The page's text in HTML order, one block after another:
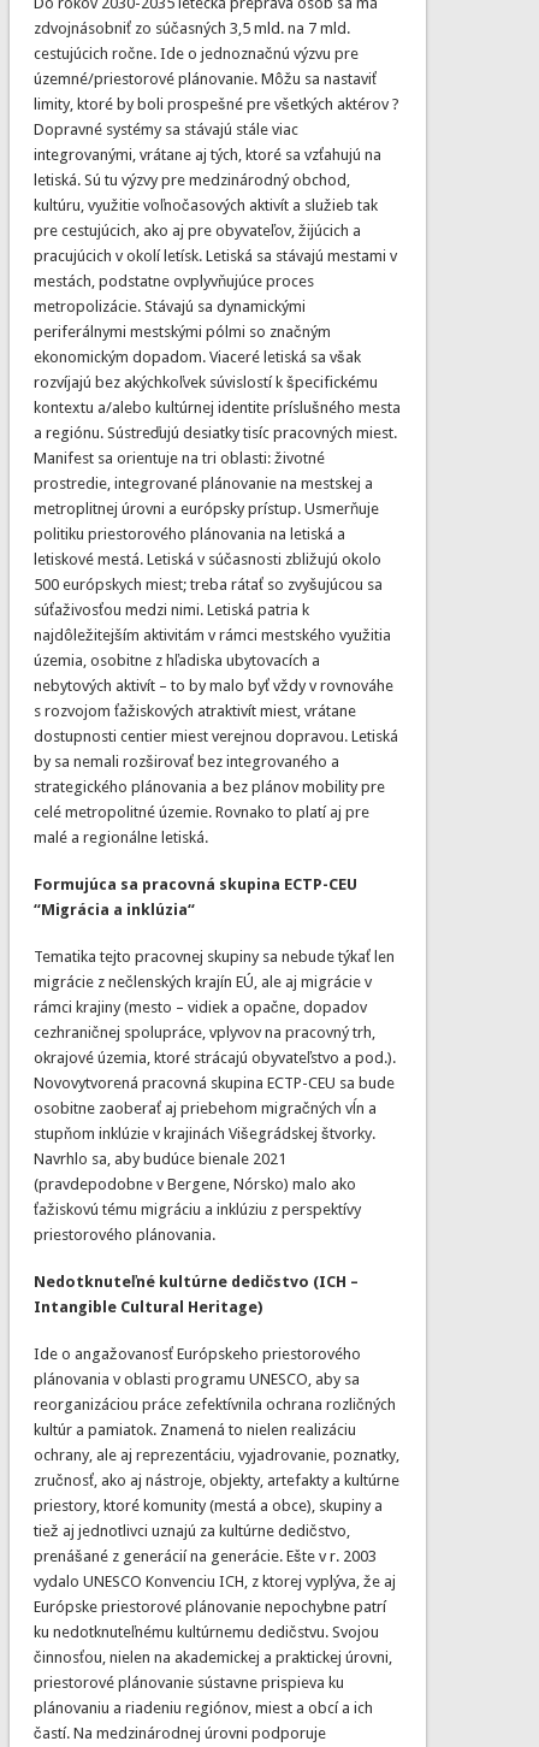
zdvojnásobniť zo súčasných 3,5 mld. na 7 mld.
cestujúcich ročne. Ide o jednoznačnú výzvu pre
územné/priestorové plánovanie. Môžu sa nastaviť
limity, ktoré by boli prospešné pre všetkých aktérov ?
Dopravné systémy sa stávajú stále viac
integrovanými, vrátane aj tých, ktoré sa vzťahujú na
letiská. Sú tu výzvy pre medzinárodný obchod,
kultúru, využitie voľnočasových aktivít a služieb tak
pre cestujúcich, ako aj pre obyvateľov, žijúcich a
pracujúcich v okolí letísk. Letiská sa stávajú mestami v
mestách, podstatne ovplyvňujúce proces
metropolizácie. Stávajú sa dynamickými
periferálnymi mestskými pólmi so značným
ekonomickým dopadom. Viaceré letiská sa však
rozvíjajú bez akýchkoľvek súvislostí k špecifickému
kontextu a/alebo kultúrnej identite príslušného mesta
a regiónu. Sústreďujú desiatky tisíc pracovných miest.
Manifest sa orientuje na tri oblasti: životné
prostredie, integrované plánovanie na mestskej a
metroplitnej úrovni a európsky prístup. Usmerňuje
politiku priestorového plánovania na letiská a
letiskové mestá. Letiská v súčasnosti zbližujú okolo
500 európskych miest; treba rátať so zvyšujúcou sa
súťaživosťou medzi nimi. Letiská patria k
najdôležitejším aktivitám v rámci mestského využitia
územia, osobitne z hľadiska ubytovacích a
nebytových aktivít – to by malo byť vždy v rovnováhe
s rozvojom ťažiskových atraktivít miest, vrátane
dostupnosti centier miest verejnou dopravou. Letiská
by sa nemali rozširovať bez integrovaného a
strategického plánovania a bez plánov mobility pre
celé metropolitné územie. Rovnako to platí aj pre
malé a regionálne letiská.
Formujúca sa pracovná skupina ECTP-CEU
“Migrácia a inklúzia“
Tematika tejto pracovnej skupiny sa nebude týkať len
migrácie z nečlenských krajín EÚ, ale aj migrácie v
rámci krajiny (mesto – vidiek a opačne, dopadov
cezhraničnej spolupráce, vplyvov na pracovný trh,
okrajové územia, ktoré strácajú obyvateľstvo a pod.).
Novovytvorená pracovná skupina ECTP-CEU sa bude
osobitne zaoberať aj priebehom migračných vĺn a
stupňom inklúzie v krajinách Višegrádskej štvorky.
Navrhlo sa, aby budúce bienale 2021
(pravdepodobne v Bergene, Nórsko) malo ako
ťažiskovú tému migráciu a inklúziu z perspektívy
priestorového plánovania.
Nedotknuteľné kultúrne dedičstvo (ICH –
Intangible Cultural Heritage)
Ide o angažovanosť Európskeho priestorového
plánovania v oblasti programu UNESCO, aby sa
reorganizáciou práce zefektívnila ochrana rozličných
kultúr a pamiatok. Znamená to nielen realizáciu
ochrany, ale aj reprezentáciu, vyjadrovanie, poznatky,
zručnosť, ako aj nástroje, objekty, artefakty a kultúrne
priestory, ktoré komunity (mestá a obce), skupiny a
tiež aj jednotlivci uznajú za kultúrne dedičstvo,
prenášané z generácií na generácie. Ešte v r. 2003
vydalo UNESCO Konvenciu ICH, z ktorej vyplýva, že aj
Európske priestorové plánovanie nepochybne patrí
ku nedotknuteľnému kultúrnemu dedičstvu. Svojou
činnosťou, nielen na akademickej a praktickej úrovni,
priestorové plánovanie sústavne prispieva ku
plánovaniu a riadeniu regiónov, miest a obcí a ich
častí. Na medzinárodnej úrovni podporuje